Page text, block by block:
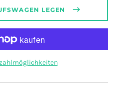
LEGEN